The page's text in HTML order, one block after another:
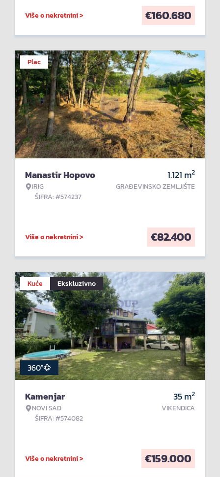
Više o nekretnini > €160.680
Plac
Manastir Hopovo
IRIG
ŠIFRA: #574237
1.121 m2
GRAĐEVINSKO ZEMLJIŠTE
Više o nekretnini > €82.400
Kuće Ekskluzivno
360°
Kamenjar
NOVI SAD
ŠIFRA: #574082
35m2
VIKENDICA
Više o nekretnini > €159.000